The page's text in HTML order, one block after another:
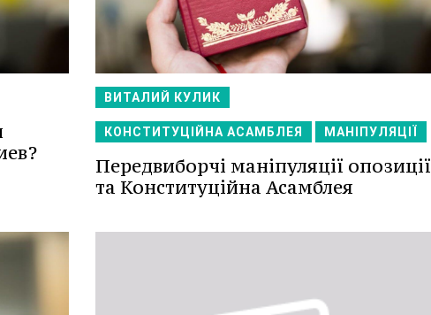
ВИТАЛИЙ КУЛИК
КОНСТИТУЦІЙНА АСАМБЛЕЯ МАНІПУЛЯЦІЇ
Передвиборчі маніпуляції опозиції
та Конституційна Асамблея